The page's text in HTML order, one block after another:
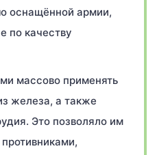
оснащённой армии,
по качеству
массово применять
железа, а также
Это позволяло им